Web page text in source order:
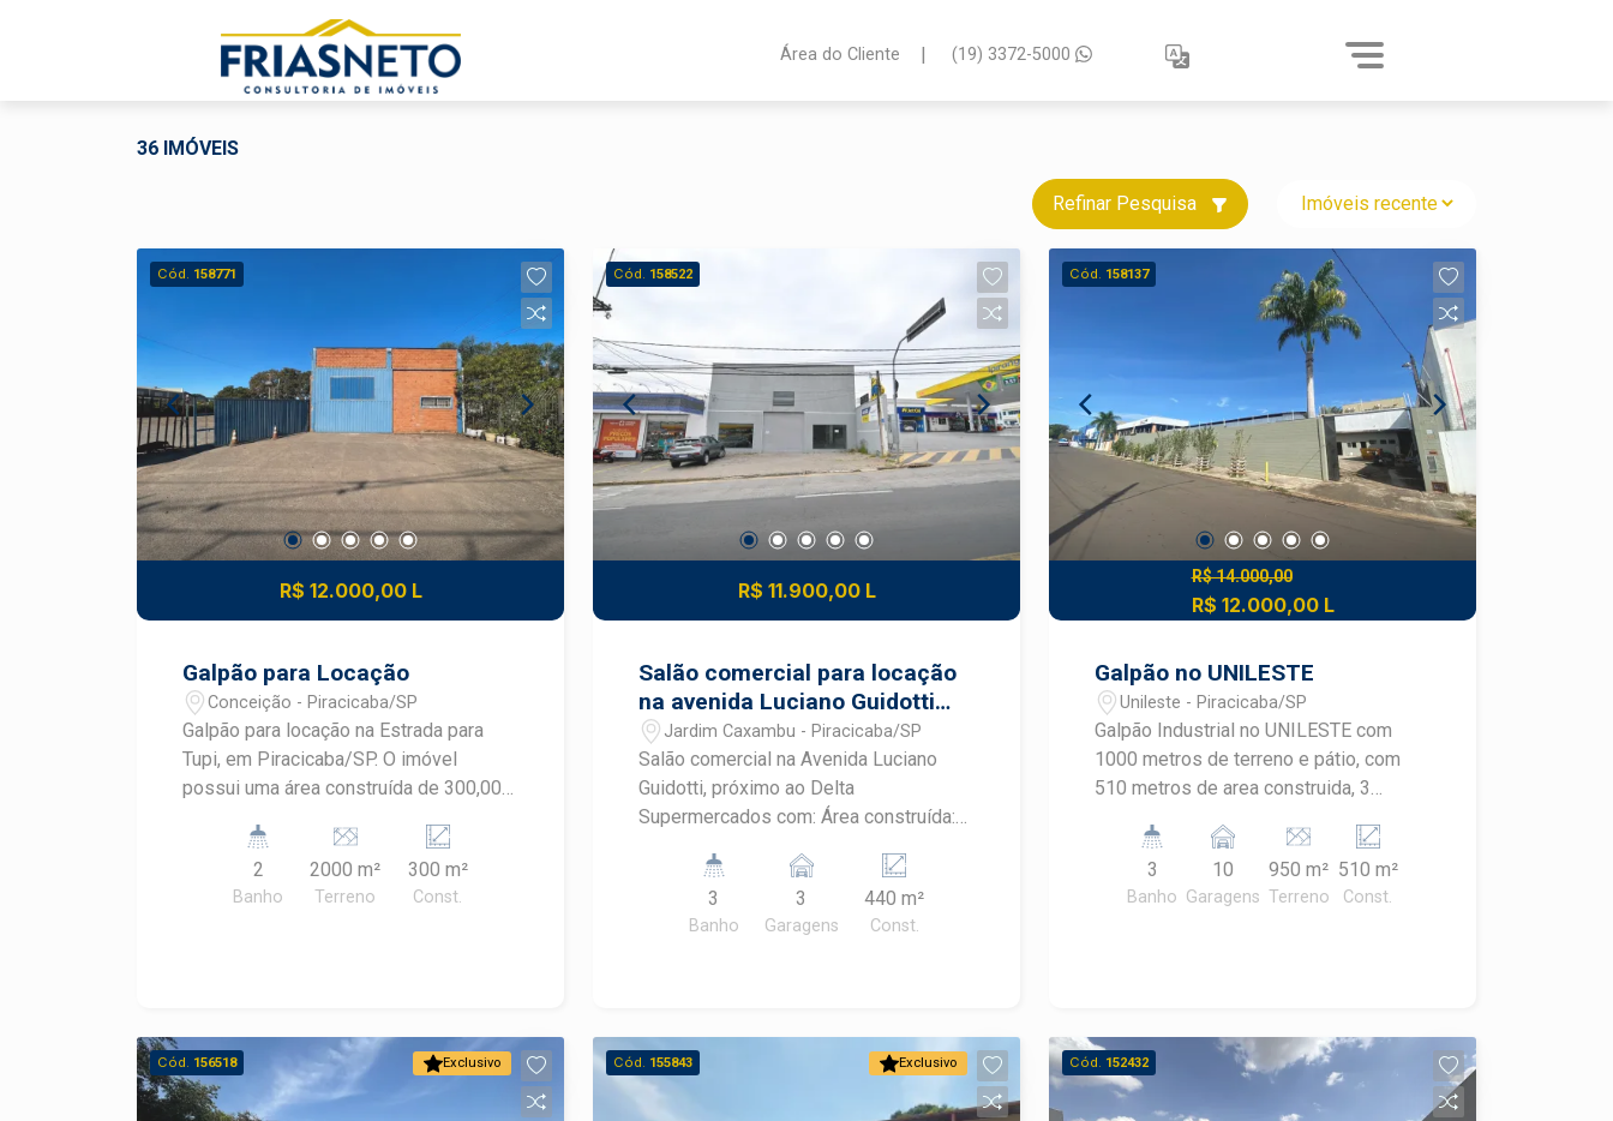
Área do Cliente | (19) 3372-5000
36 IMÓVEIS
Refinar Pesquisa
Cód. 158771
R$ 12.000,00 L
Galpão para Locação
Conceição - Piracicaba/SP
Galpão para locação na Estrada para
Tupi, em Piracicaba/SP. O imóvel
possui uma área construída de 300,00
Ideal para atividades comerciais e
industriais. Para mais informações,
entre em contato.
2
Banho
2000 m²
Terreno
300 m²
Const.
Cód. 158522
R$ 11.900,00 L
Salão comercial para locação
na avenida Luciano Guidotti
em Piracicaba
Jardim Caxambu - Piracicaba/SP
Salão comercial na Avenida Luciano
Guidotti, próximo ao Delta
Supermercados com: Área construída:
layout versátil para diversos
segmentos Fachada de destaque,
proporcionando excelente exposição
pontos para instalação de ventiladores
e ar-condicionado Piso em porcelanato,
de fácil manutenção 03 banheiros 03
3
Banho
3
Garagens
440 m²
Const.
Cód. 158137
R$ 14.000,00
R$ 12.000,00 L
Galpão no UNILESTE
Unileste - Piracicaba/SP
Galpão Industrial no UNILESTE com
1000 metros de terreno e pátio, com
510 metros de area construida, 3
condicionado, trifásico , imóvel novo
reformado, piso de alta resistencia,
pórtico para 1 tonelada, pronto para seu
3
Banho
10
Garagens
950 m²
Terreno
510 m²
Const.
Exclusivo
Cód. 156518 Exclusivo
Cód. 155843 Cód. 152432